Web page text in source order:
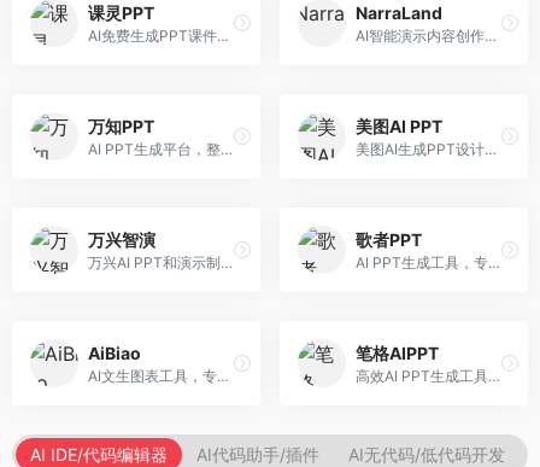
课灵PPT
AI免费生成PPT课件平台，专注于教育场景。面向教师和教育工作者，提供课件生成、教学设计、模板选择等服务，教育适配性强。
NarraLand
AI智能演示内容创作平台，专注于叙事演示。面向内容创作者，提供故事创作、演示生成、动画设计等服务，演示内容生动有趣。
万知PPT
AI PPT生成平台，整合知识库与创作功能。面向职场人士，支持内容检索、PPT生成、设计优化等服务，知识整合能力强。
美图AI PPT
美图AI生成PPT设计工具，整合图像处理能力。面向设计师和职场人士，提供PPT生成、图片美化、设计优化等服务，视觉设计美观。
万兴智演
万兴AI PPT和演示制作软件，整合视频演示功能。面向职场人士和教育工作者，提供PPT生成、演示录制、视频制作等服务，演示功能完善。
歌者PPT
AI PPT生成工具，专注于演示文稿智能创作。面向职场人士，支持主题输入、内容生成、设计美化等功能，PPT制作效率高。
AiBiao
AI文生图表工具，专注于数据可视化展示。面向数据分析师和职场人士，提供图表生成、数据可视化、PPT嵌入等服务，数据展示专业。
笔格AIPPT
高效AI PPT生成工具，专注于演示文稿智能创作。面向职场人士，支持主题输入、内容生成、设计美化等功能，PPT制作效率高。
AI IDE/代码编辑器 AI代码助手/插件 AI无代码/低代码开发